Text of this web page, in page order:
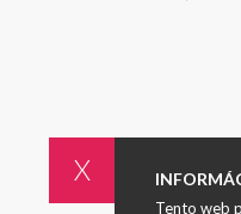
X
Tento web